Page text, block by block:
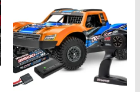
Les
options
peuvent
être
choisies